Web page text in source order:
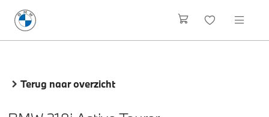
Terug naar overzicht